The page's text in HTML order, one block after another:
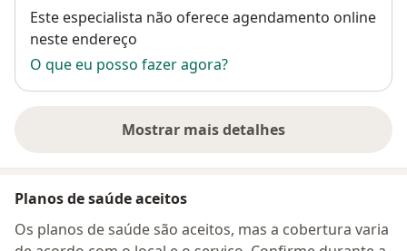
Disponibilidade
Este especialista não oferece agendamento online
neste endereço
O que eu posso fazer agora?
Mostrar mais detalhes
sobre o endereço
Planos de saúde aceitos
Os planos de saúde são aceitos, mas a cobertura varia